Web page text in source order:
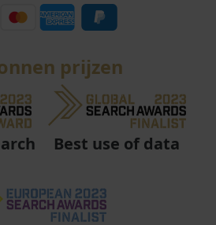
prijzen
Best use of data